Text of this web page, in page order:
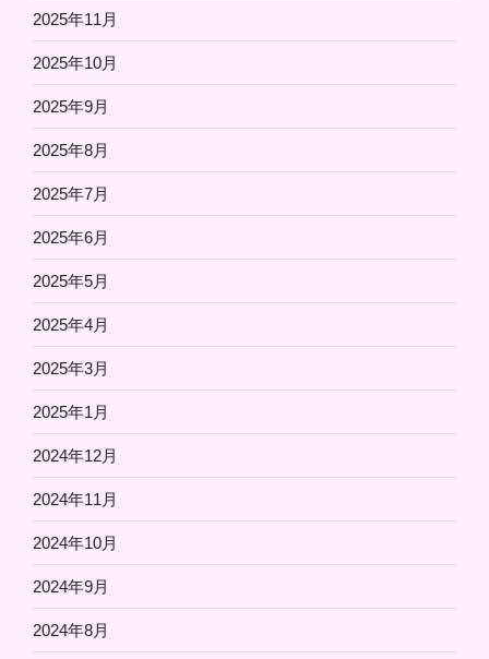
2025年11月
2025年10月
2025年9月
2025年8月
2025年7月
2025年6月
2025年5月
2025年4月
2025年3月
2025年1月
2024年12月
2024年11月
2024年10月
2024年9月
2024年8月